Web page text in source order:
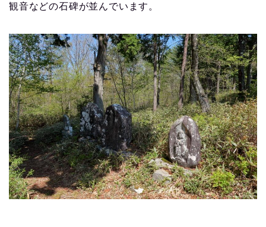
観音などの石碑が並んでいます。